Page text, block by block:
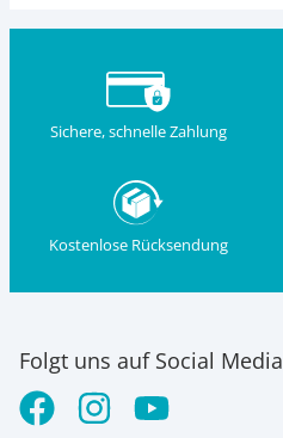
Sichere, schnelle Zahlung
Kostenlose Rücksendung
Folgt uns auf Social Media